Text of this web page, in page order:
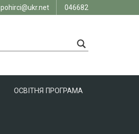
pohirci@ukr.net 046682
ОСВІТНЯ ПРОГРАМА